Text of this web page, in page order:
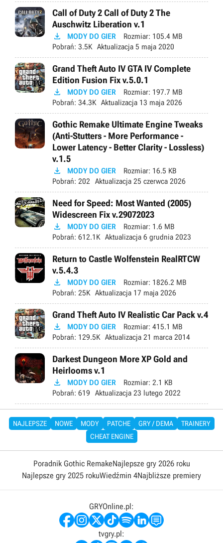
Call of Duty 2 Call of Duty 2 The
Auschwitz Liberation v.1
 MODY DO GIER Rozmiar: 105.4 MB
Pobrań: 3.5K Aktualizacja 5 maja 2020
Grand Theft Auto IV GTA IV Complete
Edition Fusion Fix v.5.0.1
 MODY DO GIER Rozmiar: 197.7 MB
Pobrań: 34.3K Aktualizacja 13 maja 2026
Gothic Remake Ultimate Engine Tweaks
(Anti-Stutters - More Performance -
Lower Latency - Better Clarity - Lossless)
v.1.5
 MODY DO GIER Rozmiar: 16.5 KB
Pobrań: 202 Aktualizacja 25 czerwca 2026
Need for Speed: Most Wanted (2005)
Widescreen Fix v.29072023
 MODY DO GIER Rozmiar: 1.6 MB
Pobrań: 612.1K Aktualizacja 6 grudnia 2023
Return to Castle Wolfenstein RealRTCW
v.5.4.3
 MODY DO GIER Rozmiar: 1826.2 MB
Pobrań: 25K Aktualizacja 17 maja 2026
Grand Theft Auto IV Realistic Car Pack v.4
 MODY DO GIER Rozmiar: 415.1 MB
Pobrań: 129.5K Aktualizacja 21 marca 2014
Darkest Dungeon More XP Gold and
Heirlooms v.1
 MODY DO GIER Rozmiar: 2.1 KB
Pobrań: 619 Aktualizacja 23 lutego 2022
NAJLEPSZE NOWE MODY PATCHE GRY / DEMA
TRAINERY
CHEAT ENGINE
Poradnik Gothic RemakeNajlepsze gry 2026 roku
Najlepsze gry 2025 rokuWiedźmin 4Najbliższe premiery
GRYOnline.pl:
tvgry.pl: